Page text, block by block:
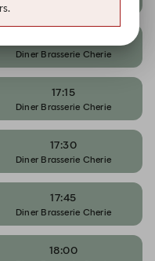
Diner Brasserie Cherie
17:15
Diner Brasserie Cherie
17:30
Diner Brasserie Cherie
17:45
Diner Brasserie Cherie
18:00